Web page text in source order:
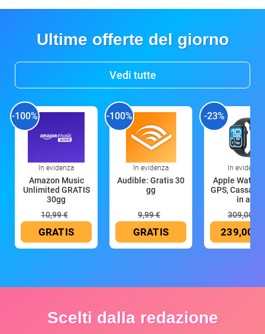
Ultime offerte del giorno
Vedi tutte
-100%
In evidenza
Amazon Music
Unlimited GRATIS
30gg
10,99 €
GRATIS
-100%
In evidenza
Audible: Gratis 30
gg
9,99 €
GRATIS
-23%
In evidenza
Apple Watch
GPS, Cassa
in all
309,00 €
239,00 €
Scelti dalla redazione